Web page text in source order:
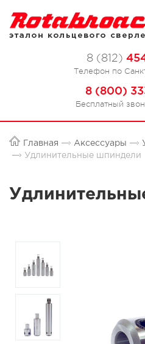
8 (812)
Телефон по
8 (800)
Бесплатный
Главная Аксессуары
Удлинительные шпиндели